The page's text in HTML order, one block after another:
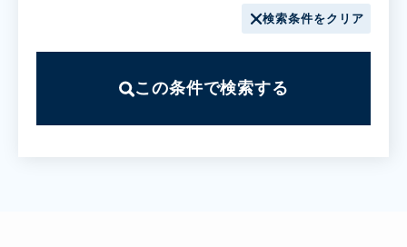
検索条件をクリア
この条件で検索する